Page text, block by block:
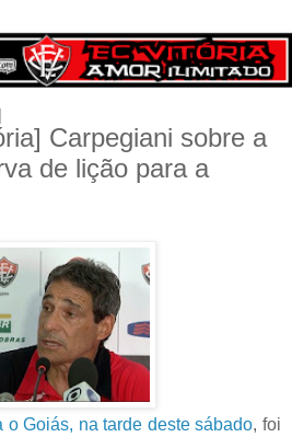
Carpegiani sobre a
de lição para a
o Goiás, na tarde deste sábado, foi